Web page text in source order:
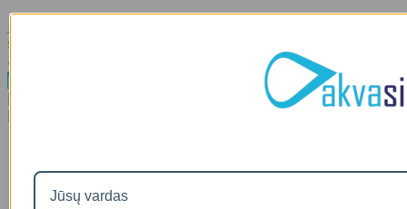
sistemoms KR11BL ..
€149
Į krepšelį
Į palyginimą
Į norų sąrašą